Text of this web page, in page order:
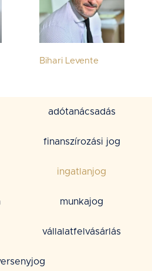
Bihari Levente
adótanácsadás
finanszírozási jog
ingatlanjog
munkajog
vállalatfelvásárlás